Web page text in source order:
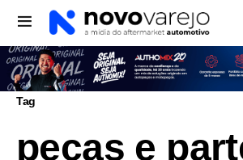
Tag
peças e